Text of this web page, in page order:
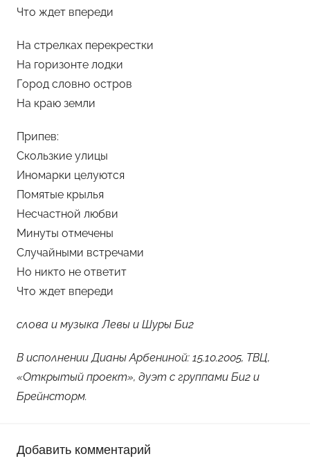
Что ждет впереди
На стрелках перекрестки
На горизонте лодки
Город словно остров
На краю земли
Припев:
Скользкие улицы
Иномарки целуются
Помятые крылья
Несчастной любви
Минуты отмечены
Случайными встречами
Но никто не ответит
Что ждет впереди
слова и музыка Левы и Шуры Би2
В исполнении Дианы Арбениной: 15.10.2005, ТВЦ,
«Открытый проект», дуэт с группами Би2 и
Брейнсторм.
Добавить комментарий